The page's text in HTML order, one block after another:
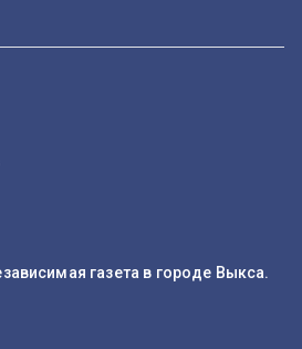
газета в городе Выкса.